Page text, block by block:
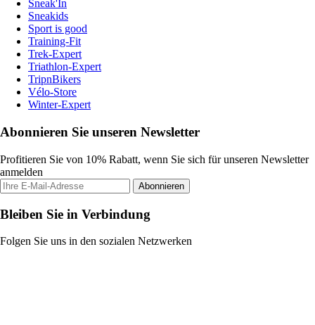
Sneak'In
Sneakids
Sport is good
Training-Fit
Trek-Expert
Triathlon-Expert
TripnBikers
Vélo-Store
Winter-Expert
Abonnieren Sie unseren Newsletter
Profitieren Sie von 10% Rabatt, wenn Sie sich für unseren Newsletter
anmelden
Abonnieren
Bleiben Sie in Verbindung
Folgen Sie uns in den sozialen Netzwerken